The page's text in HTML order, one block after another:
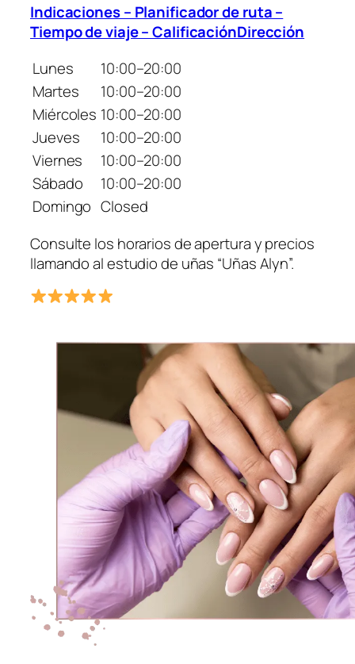
Indicaciones – Planificador de ruta –
Tiempo de viaje – CalificaciónDirección
Lunes
10:00–20:00
Martes
10:00–20:00
Miércoles 10:00–20:00
Jueves
10:00–20:00
Viernes
10:00–20:00
Sábado
10:00–20:00
Domingo Closed
Consulte los horarios de apertura y precios
llamando al estudio de uñas “Uñas Alyn”.